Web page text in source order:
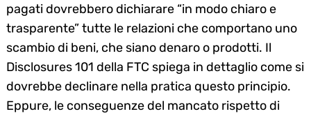
pagati dovrebbero dichiarare “in modo chiaro e
trasparente” tutte le relazioni che comportano uno
scambio di beni, che siano denaro o prodotti. Il
Disclosures 101 della FTC spiega in dettaglio come si
dovrebbe declinare nella pratica questo principio.
Eppure, le conseguenze del mancato rispetto di